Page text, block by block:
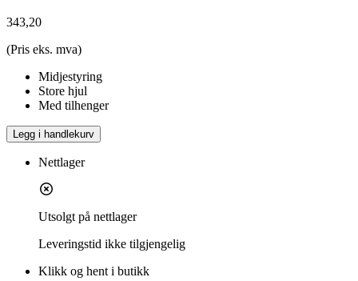
343,20
(Pris eks. mva)
Midjestyring
Store hjul
Med tilhenger
Legg i handlekurv
Nettlager
Utsolgt på nettlager
Leveringstid ikke tilgjengelig
Klikk og hent i butikk